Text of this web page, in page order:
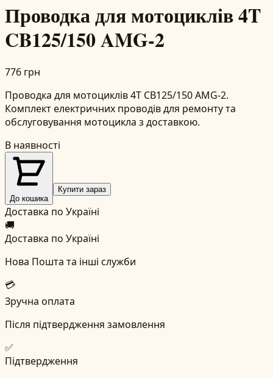
Проводка для мотоциклів 4T
CB125/150 AMG-2
776 грн
Проводка для мотоциклів 4T CB125/150 AMG-2.
Комплект електричних проводів для ремонту та
обслуговування мотоцикла з доставкою.
В наявності
До кошика
Купити зараз
Доставка по Україні
🚚
Доставка по Україні
Нова Пошта та інші служби
💳
Зручна оплата
Після підтвердження замовлення
✅
Підтвердження